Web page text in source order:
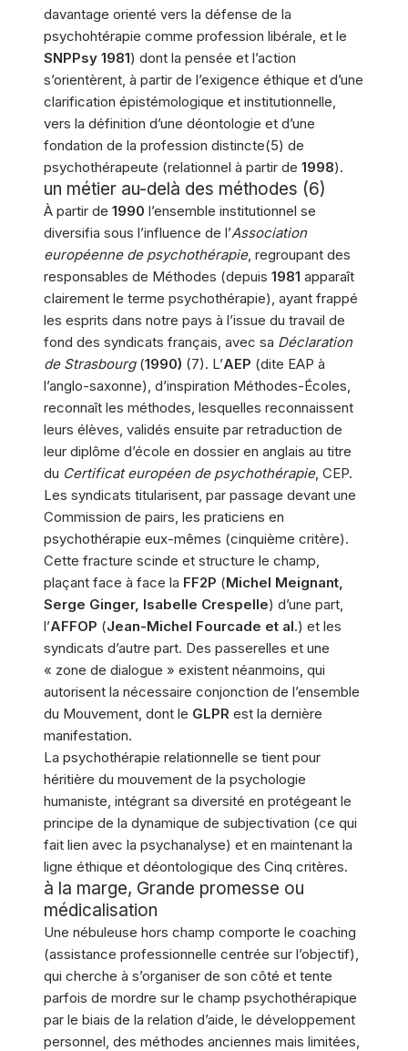
davantage orienté vers la défense de la
psychohtérapie comme profession libérale, et le
SNPPsy 1981) dont la pensée et l’action
s’orientèrent, à partir de l’exigence éthique et d’une
clarification épistémologique et institutionnelle,
vers la définition d’une déontologie et d’une
fondation de la profession distincte(5) de
psychothérapeute (relationnel à partir de 1998).
un métier au-delà des méthodes (6)
À partir de 1990 l’ensemble institutionnel se
diversifia sous l’influence de l’Association
européenne de psychothérapie, regroupant des
responsables de Méthodes (depuis 1981 apparaît
clairement le terme psychothérapie), ayant frappé
les esprits dans notre pays à l’issue du travail de
fond des syndicats français, avec sa Déclaration
de Strasbourg(1990) (7). L’AEP (dite EAP à
l’anglo-saxonne), d’inspiration Méthodes-Écoles,
reconnaît les méthodes, lesquelles reconnaissent
leurs élèves, validés ensuite par retraduction de
leur diplôme d’école en dossier en anglais au titre
du Certificat européen de psychothérapie, CEP.
Les syndicats titularisent, par passage devant une
Commission de pairs, les praticiens en
psychothérapie eux-mêmes (cinquième critère).
Cette fracture scinde et structure le champ,
plaçant face à face la FF2P (Michel Meignant,
Serge Ginger, Isabelle Crespelle) d’une part,
l’AFFOP (Jean-Michel Fourcade et al.) et les
syndicats d’autre part. Des passerelles et une
« zone de dialogue » existent néanmoins, qui
autorisent la nécessaire conjonction de l’ensemble
du Mouvement, dont le GLPR est la dernière
manifestation.
La psychothérapie relationnelle se tient pour
héritière du mouvement de la psychologie
humaniste, intégrant sa diversité en protégeant le
principe de la dynamique de subjectivation (ce qui
fait lien avec la psychanalyse) et en maintenant la
ligne éthique et déontologique des Cinq critères.
à la marge, Grande promesse ou
médicalisation
Une nébuleuse hors champ comporte le coaching
(assistance professionnelle centrée sur l’objectif),
qui cherche à s’organiser de son côté et tente
parfois de mordre sur le champ psychothérapique
par le biais de la relation d’aide, le développement
personnel, des méthodes anciennes mais limitées,